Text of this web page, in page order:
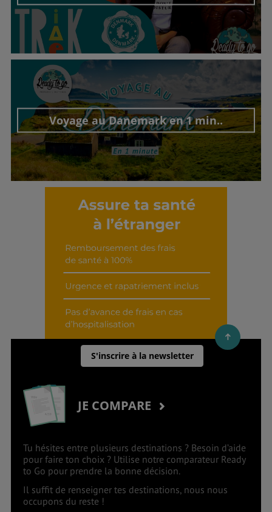
Découvrir cet interview
Voyage au Danemark en 1 min..
Découvrir cet interview
S'inscrire à la newsletter
JE COMPARE
Tu hésites entre plusieurs destinations ? Besoin d’aide
pour faire ton choix ? Utilise notre comparateur Ready
to Go pour prendre la bonne décision.
Il suffit de renseigner tes destinations, nous nous
occupons du reste !